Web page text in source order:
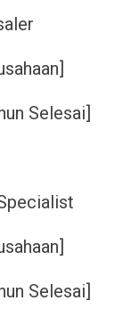
Selesai]
Selesai]